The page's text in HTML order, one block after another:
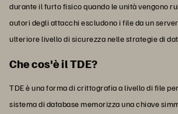
durante il furto fisico quando le unità vengono
autori degli attacchi escludono i file da un
ulteriore livello di sicurezza nelle strategie di
Che cos'è il TDE?
TDE è una forma di crittografia a livello di file
sistema di database memorizza una chiave